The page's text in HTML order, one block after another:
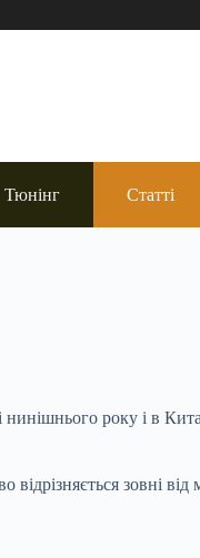
Тюнінг Статті
року і в
зовні від